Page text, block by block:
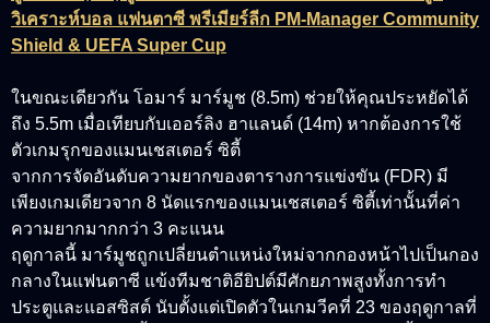
วิเคราะห์บอล แฟนตาซี พรีเมียร์ลีก PM-Manager Community
Shield & UEFA Super Cup
ในขณะเดียวกัน โอมาร์ มาร์มูช (8.5m) ช่วยให้คุณประหยัดได้
ถึง 5.5m เมื่อเทียบกับเออร์ลิง ฮาแลนด์ (14m) หากต้องการใช้
ตัวเกมรุกของแมนเชสเตอร์ ซิตี้
จากการจัดอันดับความยากของตารางการแข่งขัน (FDR) มี
เพียงเกมเดียวจาก 8 นัดแรกของแมนเชสเตอร์ ซิตี้เท่านั้นที่ค่า
ความยากมากกว่า 3 คะแนน
ฤดูกาลนี้ มาร์มูชถูกเปลี่ยนตำแหน่งใหม่จากกองหน้าไปเป็นกอง
กลางในแฟนตาซี แข้งทีมชาติอียิปต์มีศักยภาพสูงทั้งการทำ
ประตูและแอสซิสต์ นับตั้งแต่เปิดตัวในเกมวีคที่ 23 ของฤดูกาลที่